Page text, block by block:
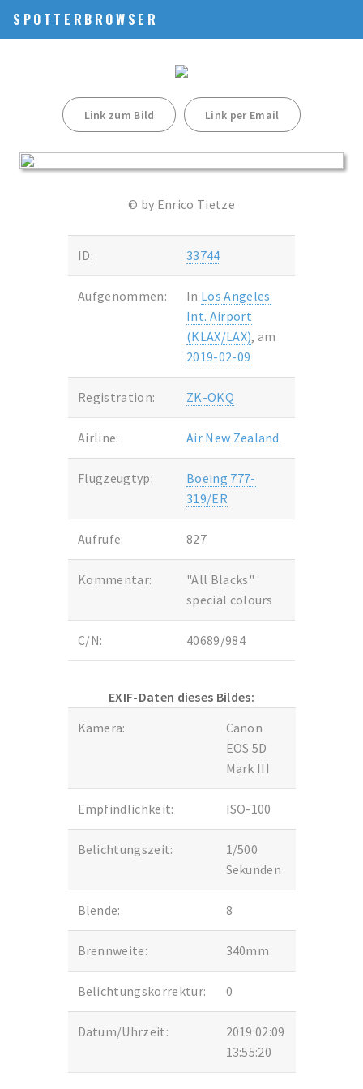
SPOTTERBROWSER
Link zum Bild Link per Email
© by Enrico Tietze
ID: 33744
Aufgenommen: In Los Angeles
Int. Airport
(KLAX/LAX), am
2019-02-09
Registration: ZK-OKQ
Airline: Air New Zealand
Flugzeugtyp:
Boeing 777-
319/ER
Aufrufe: 827
Kommentar:
"All Blacks"
special colours
C/N: 40689/984
EXIF-Daten dieses Bildes:
Kamera:
Canon
EOS 5D
Mark III
Empfindlichkeit: ISO-100
Belichtungszeit:
1/500
Sekunden
Blende: 8
Brennweite: 340mm
Belichtungskorrektur: 0
Datum/Uhrzeit:
2019:02:09
13:55:20